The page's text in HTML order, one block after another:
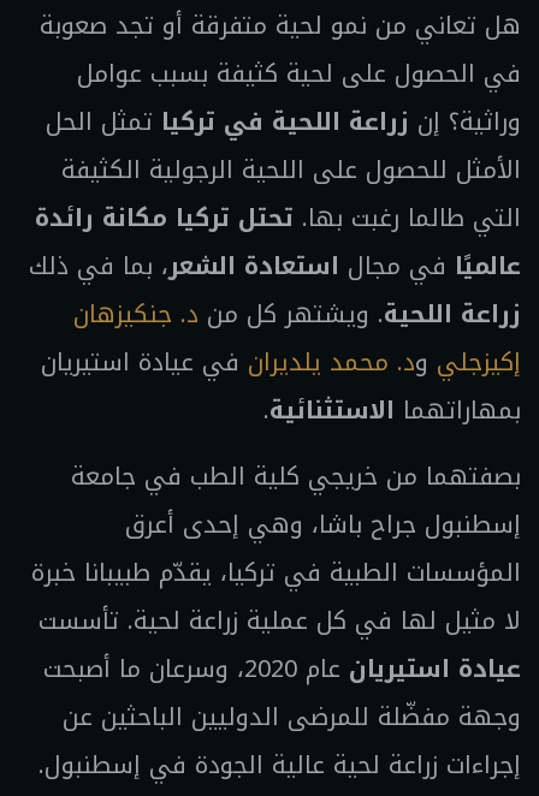
هل تعاني من نمو لحية متفرقة أو تجد صعوبة
في الحصول على لحية كثيفة بسبب عوامل
وراثية؟ إن زراعة اللحية في تركيا تمثل الحل
الأمثل للحصول على اللحية الرجولية الكثيفة
التي طالما رغبت بها. تحتل تركيا مكانة رائدة
عالميًا في مجال استعادة الشعر، بما في ذلك
زراعة اللحية. ويشتهر كل من د. جنكيزهان
إكيزجلي ود. محمد يلديران في عيادة استيريان
بمهاراتهما الاستثنائية.
بصفتهما من خريجي كلية الطب في جامعة
إسطنبول جراح باشا، وهي إحدى أعرق
المؤسسات الطبية في تركيا، يقدّم طبيبانا خبرة
لا مثيل لها في كل عملية زراعة لحية. تأسست
عيادة استيريان
عام 2020، وسرعان ما أصبحت
وجهة مفضّلة للمرضى الدوليين الباحثين عن
إجراءات زراعة لحية عالية الجودة في إسطنبول.